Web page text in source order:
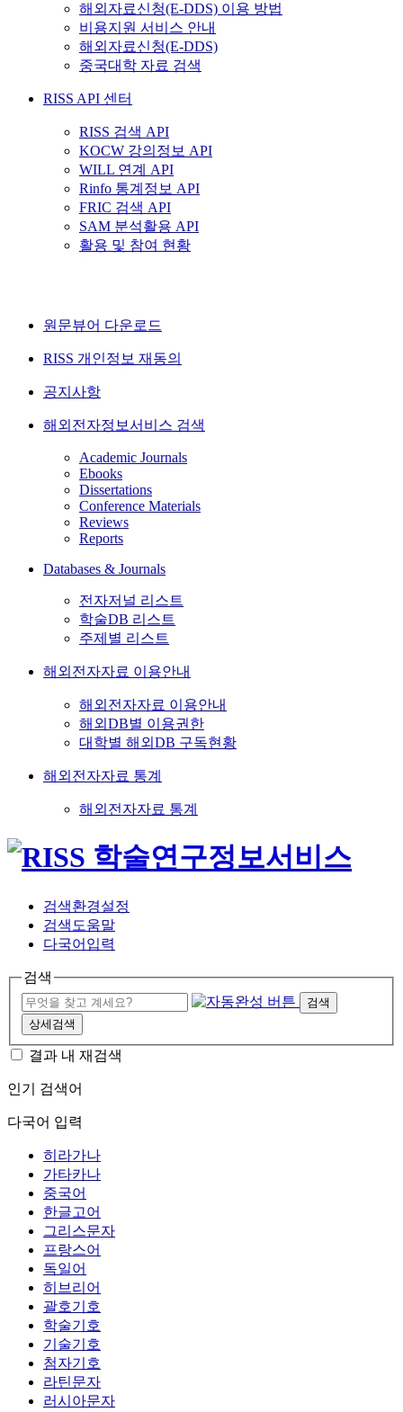
해외자료신청(E-DDS) 이용 방법
비용지원 서비스 안내
해외자료신청(E-DDS)
중국대학 자료 검색
RISS API 센터
RISS 검색 API
KOCW 강의정보 API
WILL 연계 API
Rinfo 통계정보 API
FRIC 검색 API
SAM 분석활용 API
활용 및 참여 현황
원문뷰어 다운로드
RISS 개인정보 재동의
공지사항
해외전자정보서비스 검색
Academic Journals
Ebooks
Dissertations
Conference Materials
Reviews
Reports
Databases & Journals
전자저널 리스트
학술DB 리스트
주제별 리스트
해외전자자료 이용안내
해외전자자료 이용안내
해외DB별 이용권한
대학별 해외DB 구독현황
해외전자자료 통계
해외전자자료 통계
검색환경설정
검색도움말
다국어입력
검색
검색
상세검색
결과 내 재검색
인기 검색어
다국어 입력
히라가나
가타카나
중국어
한글고어
그리스문자
프랑스어
독일어
히브리어
괄호기호
학술기호
기술기호
첨자기호
라틴문자
러시아문자